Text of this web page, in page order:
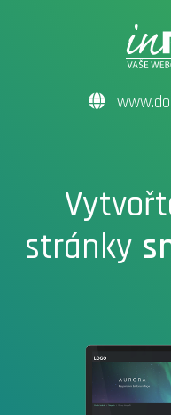
stránky